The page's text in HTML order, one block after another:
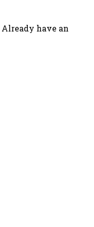
Already have an